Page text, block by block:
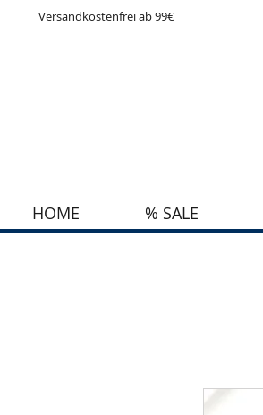
Versandkostenfrei ab 99€
HOME % SALE